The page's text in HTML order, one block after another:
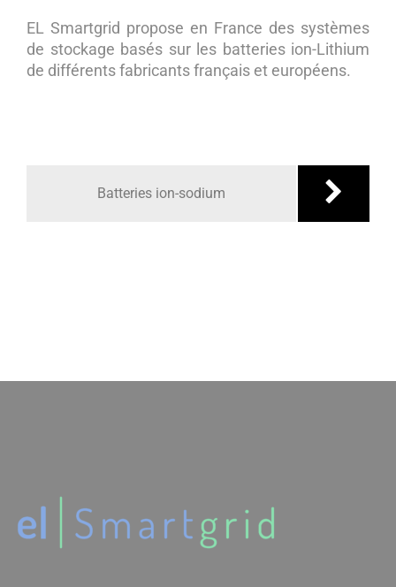
EL Smartgrid propose en France des systèmes
de stockage basés sur les batteries ion-Lithium
de différents fabricants français et européens.
l’articleBatteries ion-sodium